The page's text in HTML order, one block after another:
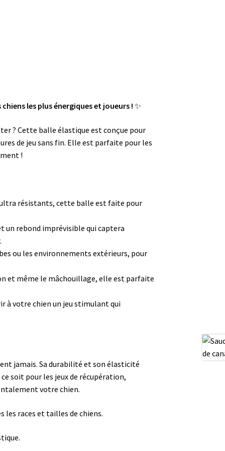
les plus énergiques et joueurs ! ✨
? Cette balle élastique est conçue pour
de jeu sans fin. Elle est parfaite pour les
!
résistants, cette balle est faite pour
un rebond imprévisible qui captera
ou les environnements extérieurs, pour
et même le mâchouillage, elle est parfaite
à votre chien un jeu stimulant qui
jamais. Sa durabilité et son élasticité
soit pour les jeux de récupération,
votre chien.
les races et tailles de chiens.
.